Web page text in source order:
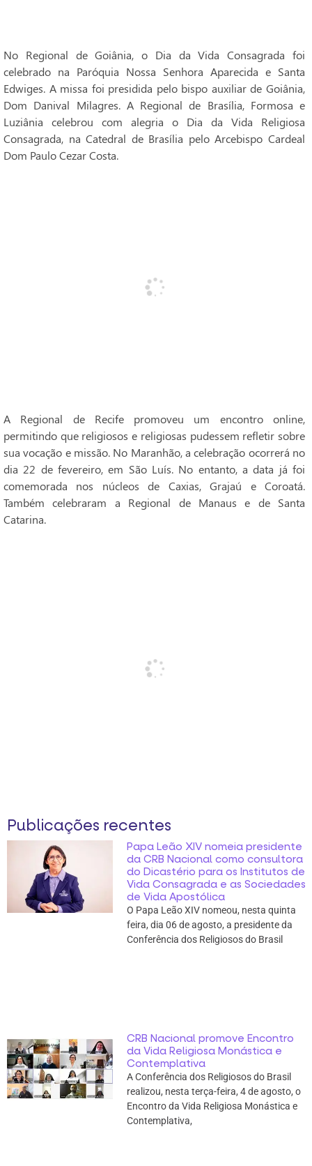
No Regional de Goiânia, o Dia da Vida Consagrada foi
celebrado na Paróquia Nossa Senhora Aparecida e Santa
Edwiges. A missa foi presidida pelo bispo auxiliar de Goiânia,
Dom Danival Milagres. A Regional de Brasília, Formosa e
Luziânia celebrou com alegria o Dia da Vida Religiosa
Consagrada, na Catedral de Brasília pelo Arcebispo Cardeal
Dom Paulo Cezar Costa.
A Regional de Recife promoveu um encontro online,
permitindo que religiosos e religiosas pudessem refletir sobre
sua vocação e missão. No Maranhão, a celebração ocorrerá no
dia 22 de fevereiro, em São Luís. No entanto, a data já foi
comemorada nos núcleos de Caxias, Grajaú e Coroatá.
Também celebraram a Regional de Manaus e de Santa
Catarina.
Publicações recentes
Papa Leão XIV nomeia presidente
da CRB Nacional como consultora
do Dicastério para os Institutos de
Vida Consagrada e as Sociedades
de Vida Apostólica
O Papa Leão XIV nomeou, nesta quinta
feira, dia 06 de agosto, a presidente da
Conferência dos Religiosos do Brasil
CRB Nacional promove Encontro
da Vida Religiosa Monástica e
Contemplativa
A Conferência dos Religiosos do Brasil
realizou, nesta terça-feira, 4 de agosto, o
Encontro da Vida Religiosa Monástica e
Contemplativa,